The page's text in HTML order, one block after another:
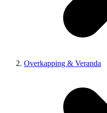
Overkapping & Veranda